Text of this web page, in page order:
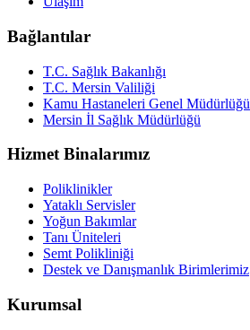
Bağlantılar
T.C. Sağlık Bakanlığı
T.C. Mersin Valiliği
Kamu Hastaneleri Genel Müdürlüğü
Mersin İl Sağlık Müdürlüğü
Hizmet Binalarımız
Poliklinikler
Yataklı Servisler
Yoğun Bakımlar
Tanı Üniteleri
Semt Polikliniği
Destek ve Danışmanlık Birimlerimiz
Kurumsal